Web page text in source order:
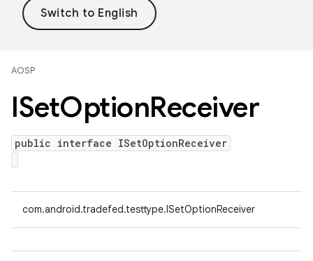
AOSP
ISetOptionReceiver
public interface ISetOptionReceiver
com.android.tradefed.testtype.ISetOptionReceiver